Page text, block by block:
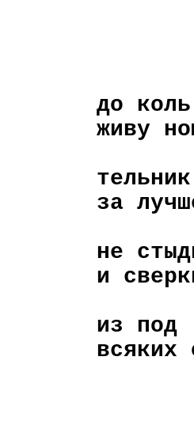
до коль
живу
тельник
за
не
и
из под
всяких